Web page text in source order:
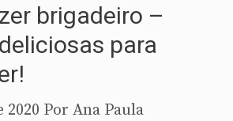
brigadeiro –
para
2020 Por Ana Paula